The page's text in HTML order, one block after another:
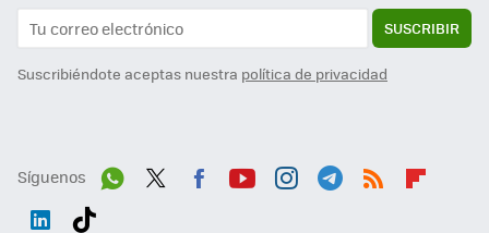
SUSCRIBIR
Suscribiéndote aceptas nuestra política de privacidad
Síguenos